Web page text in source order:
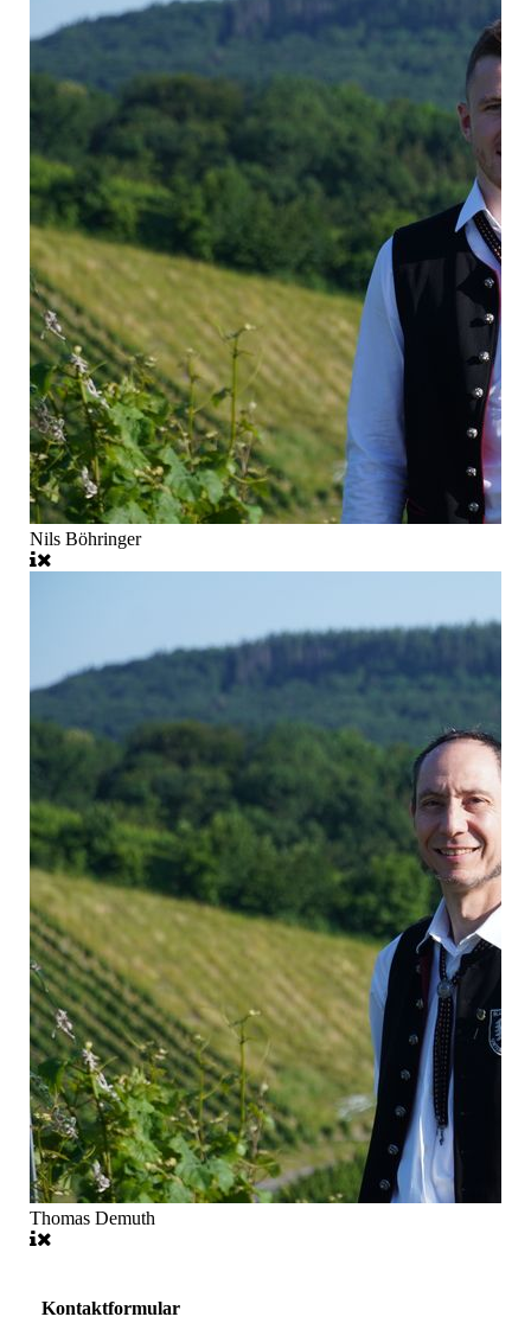
Nils Böhringer
Thomas Demuth
Kontaktformular